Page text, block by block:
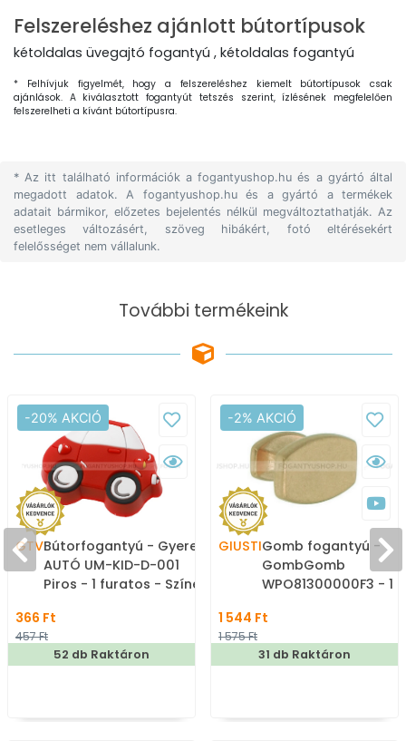
Felszereléshez ajánlott bútortípusok
kétoldalas üvegajtó fogantyú , kétoldalas fogantyú
* Felhívjuk figyelmét, hogy a felszereléshez kiemelt bútortípusok csak
ajánlások. A kiválasztott fogantyút tetszés szerint, ízlésének megfelelően
felszerelheti a kívánt bútortípusra.
* Az itt található információk a fogantyushop.hu és a gyártó által
megadott adatok. A fogantyushop.hu és a gyártó a termékek
adatait bármikor, előzetes bejelentés nélkül megváltoztathatják. Az
esetleges változásért, szöveg hibákért, fotó eltérésekért
felelősséget nem vállalunk.
További termékeink
-20% AKCIÓ
GTVBútorfogantyú - Gyerek
AUTÓ UM-KID-D-001
Piros - 1 furatos - Színes
gyerekbútor fogantyú
366 Ft
457 Ft
52 db Raktáron
-2% AKCIÓ
GIUSTIGomb fogantyú -
GombGomb
WPO81300000F3 - 1
Zamak fém ötvözet -
Színes fém
gombfogantyú,
1 544 Ft
1 575 Ft
31 db Raktáron